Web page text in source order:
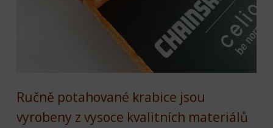
Ručně potahované krabice jsou
vyrobeny z vysoce kvalitních materiálů